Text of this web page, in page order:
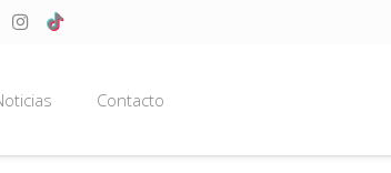
Contacto